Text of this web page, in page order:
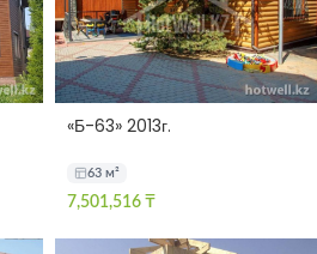
«Б-63» 2013г.
63 м²
7,501,516 ₸